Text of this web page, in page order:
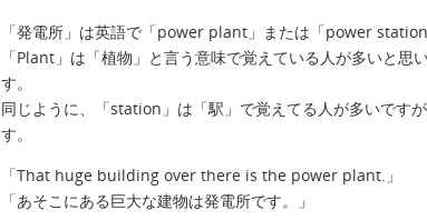
「発電所」は英語で「power plant」または「power station
「Plant」は「植物」と言う意味で覚えている人が多いと思
す。
同じように、「station」は「駅」で覚えてる人が多いです
す。
「That huge building over there is the power plant.」
「あそこにある巨大な建物は発電所です。」